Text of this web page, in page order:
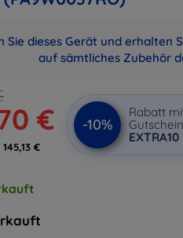
Sie dieses Gerät und erhalten
auf sämtliches Zubehör
€
145,13 €
-10%
Rabatt
Gutschein
EXTRA10